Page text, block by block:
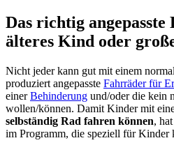
Das richtig
älteres Kind oder
Nicht jeder kann gut mit einem
produziert angepasste Fahrräder für
einerBehinderung und/oder die kein
wollen/können. Damit Kinder mit
selbständig Rad fahren können,
im Programm, die speziell für Kinder